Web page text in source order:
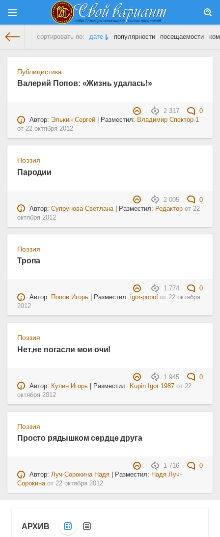
сортировать по: дате популярности посещаемости
Публицистика
Валерий Попов: «Жизнь удалась!»
2 317
0
Автор: Элькин Сергей | Разместил: Владимир Спектор-1
от 22 октября 2012
Поэзия
Пародии
2 005
0
Автор:Супрунова Светлана| Разместил: Редактор от22
октября 2012
Поэзия
Тропа
1 774
0
Автор:
Попов Игорь | Разместил:igor-popof от22 октября
2012
Поэзия
Нет,не погасли мои очи!
1 945
0
Автор: Купин Игорь | Разместил: Kupin Igor 1987 от 22
октября 2012
Поэзия
Просто рядышком сердце друга
1 716
0
Автор:Луч-Сорокина Надя | Разместил: Надя Луч-
Сорокинаот 22 октября 2012
АРХИВ